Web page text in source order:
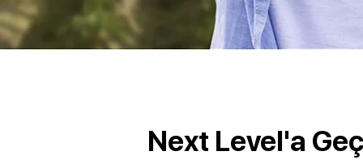
Next Level'a